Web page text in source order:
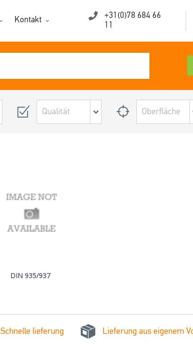
Kontakt
+31(0)78 684 66
11
DIN 935/937
Schnelle lieferung Lieferung aus eigenem